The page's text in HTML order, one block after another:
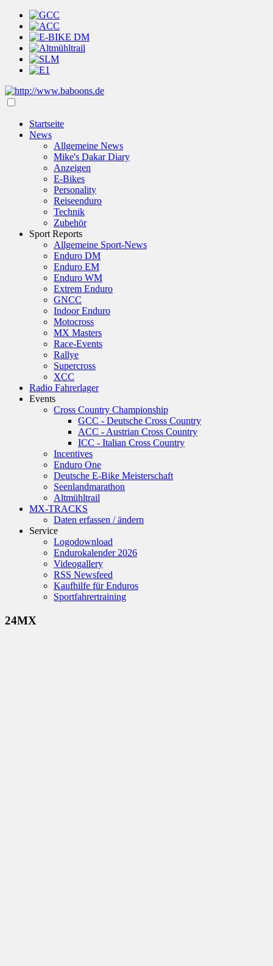
Startseite
News
Allgemeine News
Mike's Dakar Diary
Anzeigen
E-Bikes
Personality
Reiseenduro
Technik
Zubehör
Sport Reports
Allgemeine Sport-News
Enduro DM
Enduro EM
Enduro WM
Extrem Enduro
GNCC
Indoor Enduro
Motocross
MX Masters
Race-Events
Rallye
Supercross
XCC
Radio Fahrerlager
Events
Cross Country Championship
GCC - Deutsche Cross Country
ACC - Austrian Cross Country
ICC - Italian Cross Country
Incentives
Enduro One
Deutsche E-Bike Meisterschaft
Seenlandmarathon
Altmühltrail
MX-TRACKS
Daten erfassen / ändern
Service
Logodownload
Endurokalender 2026
Videogallery
RSS Newsfeed
Kaufhilfe für Enduros
Sportfahrertraining
24MX